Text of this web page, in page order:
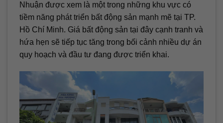
Nhuận được xem là một trong những khu vực có
tiềm năng phát triển bất động sản mạnh mẽ tại TP.
Hồ Chí Minh. Giá bất động sản tại đây cạnh tranh và
hứa hẹn sẽ tiếp tục tăng trong bối cảnh nhiều dự án
quy hoạch và đầu tư đang được triển khai.